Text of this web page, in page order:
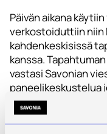
Päivän aikana
verkostoiduttiin niin
kahdenkeskisissä
kanssa.
vastasi Savonian
paneelikeskustelua
Ruusunen (Savonia
yritykset, rahoittajat
keskustelemaan